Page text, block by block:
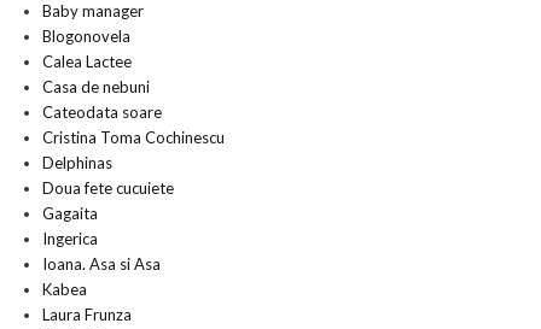
Baby manager
Blogonovela
Calea Lactee
Casa de nebuni
Cateodata soare
Cristina Toma Cochinescu
Delphinas
Doua fete cucuiete
Gagaita
Ingerica
Ioana. Asa si Asa
Kabea
Laura Frunza